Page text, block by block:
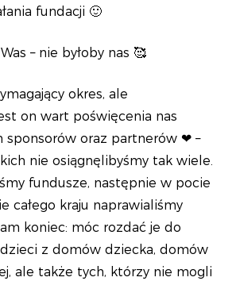
fundacji 🙂
– nie byłoby nas 🥰
okres, ale
on wart poświęcenia nas
sponsorów oraz partnerów ❤ –
nie osiągnęlibyśmy tak wiele.
fundusze, następnie w pocie
całego kraju naprawialiśmy
koniec: móc rozdać je do
z domów dziecka, domów
ale także tych, którzy nie mogli